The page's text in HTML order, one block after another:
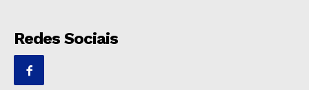
Redes Sociais